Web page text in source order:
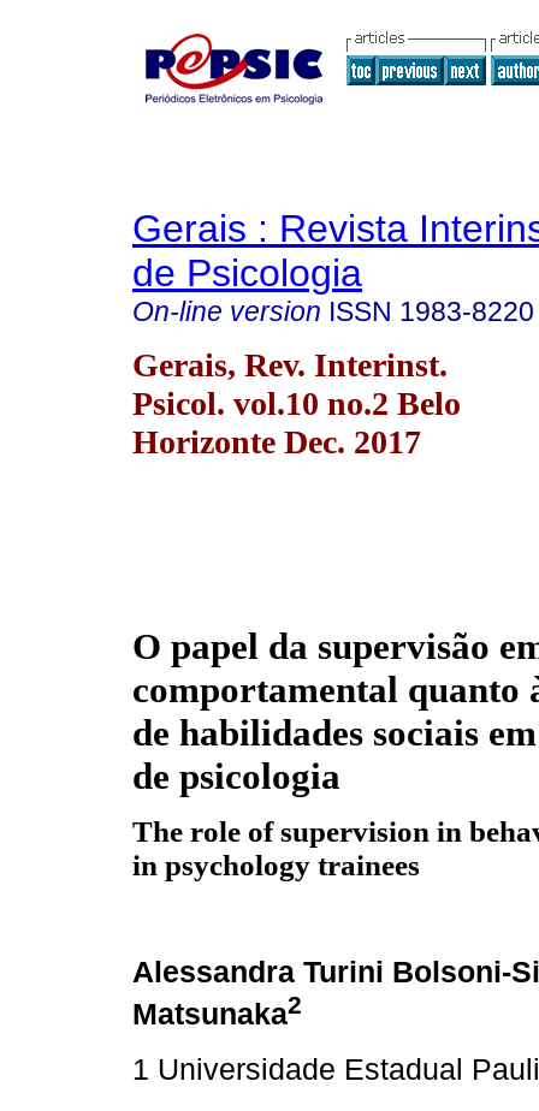
Gerais : Revista
de Psicologia
On-line version ISSN 1983-8220
Gerais, Rev. Interinst.
Psicol. vol.10 no.2 Belo
Horizonte Dec. 2017
O papel da supervisão
comportamental quanto
de habilidades sociais
de psicologia
The role of supervision in
in psychology trainees
Alessandra Turini Bolsoni-
Matsunaka2
1 Universidade Estadual